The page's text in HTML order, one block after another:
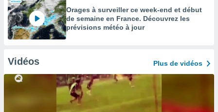
Orages à surveiller ce week-end et début
de semaine en France. Découvrez les
prévisions météo à jour
Vidéos Plus de vidéos